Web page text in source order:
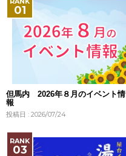
但馬内 2026年８月のイベント情
報
投稿日 : 2026/07/24